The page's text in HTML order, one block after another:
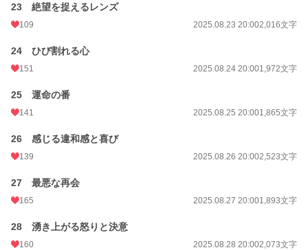
23 絶望を捉えるレンズ
109 2025.08.23 20:002,016文字
24 ひび割れる心
151 2025.08.24 20:001,972文字
25 運命の番
141 2025.08.25 20:001,865文字
26 感じる違和感と喜び
139 2025.08.26 20:002,523文字
27 最悪な再会
165 2025.08.27 20:001,893文字
28 湧き上がる怒りと決意
160 2025.08.28 20:002,073文字